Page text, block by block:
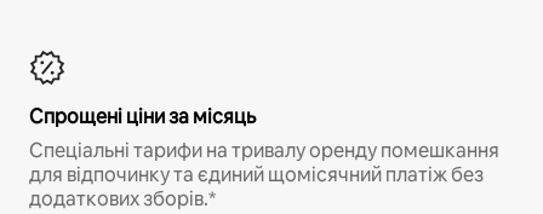
Спрощені ціни за місяць
Спеціальні тарифи на тривалу оренду помешкання
для відпочинку та єдиний щомісячний платіж без
додаткових зборів.*